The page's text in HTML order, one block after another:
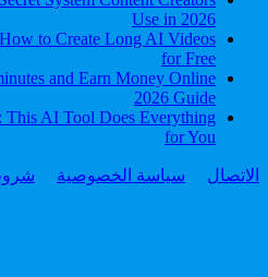
Use in 2026
to Create Long AI Videos
for Free
and Earn Money Online
2026 Guide
This AI Tool Does Everything
for You
الاتصال سياسة الخصوصية